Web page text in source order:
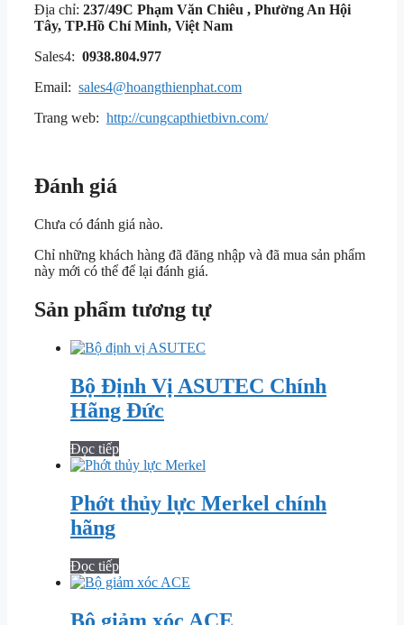
Địa chỉ: 237/49C Phạm Văn Chiêu , Phường An Hội
Tây, TP.Hồ Chí Minh, Việt Nam
Sales4: 0938.804.977
Email: sales4@hoangthienphat.com
Trang web: http://cungcapthietbivn.com/
Đánh giá
Chưa có đánh giá nào.
Chỉ những khách hàng đã đăng nhập và đã mua sản phẩm
này mới có thể để lại đánh giá.
Sản phẩm tương tự
Bộ Định Vị ASUTEC Chính
Hãng Đức
Đọc tiếp
Phớt thủy lực Merkel chính
hãng
Đọc tiếp
Bộ giảm xóc ACE